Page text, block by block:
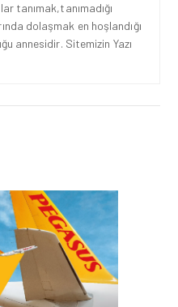
tanımak,tanımadığı
dolaşmak en hoşlandığı
annesidir. Sitemizin Yazı
HABERLERI • 04 AĞU 2026
500 BAŞARISI!